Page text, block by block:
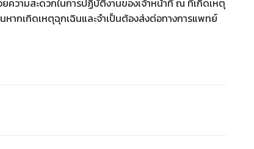
วามสะดวกในการปฏิบัติงานของเจ้าหน้าที่ ณ ที่เกิดเหตุ
ากเกิดเหตุฉุกเฉินและจำเป็นต้องส่งต่อทางการแพทย์